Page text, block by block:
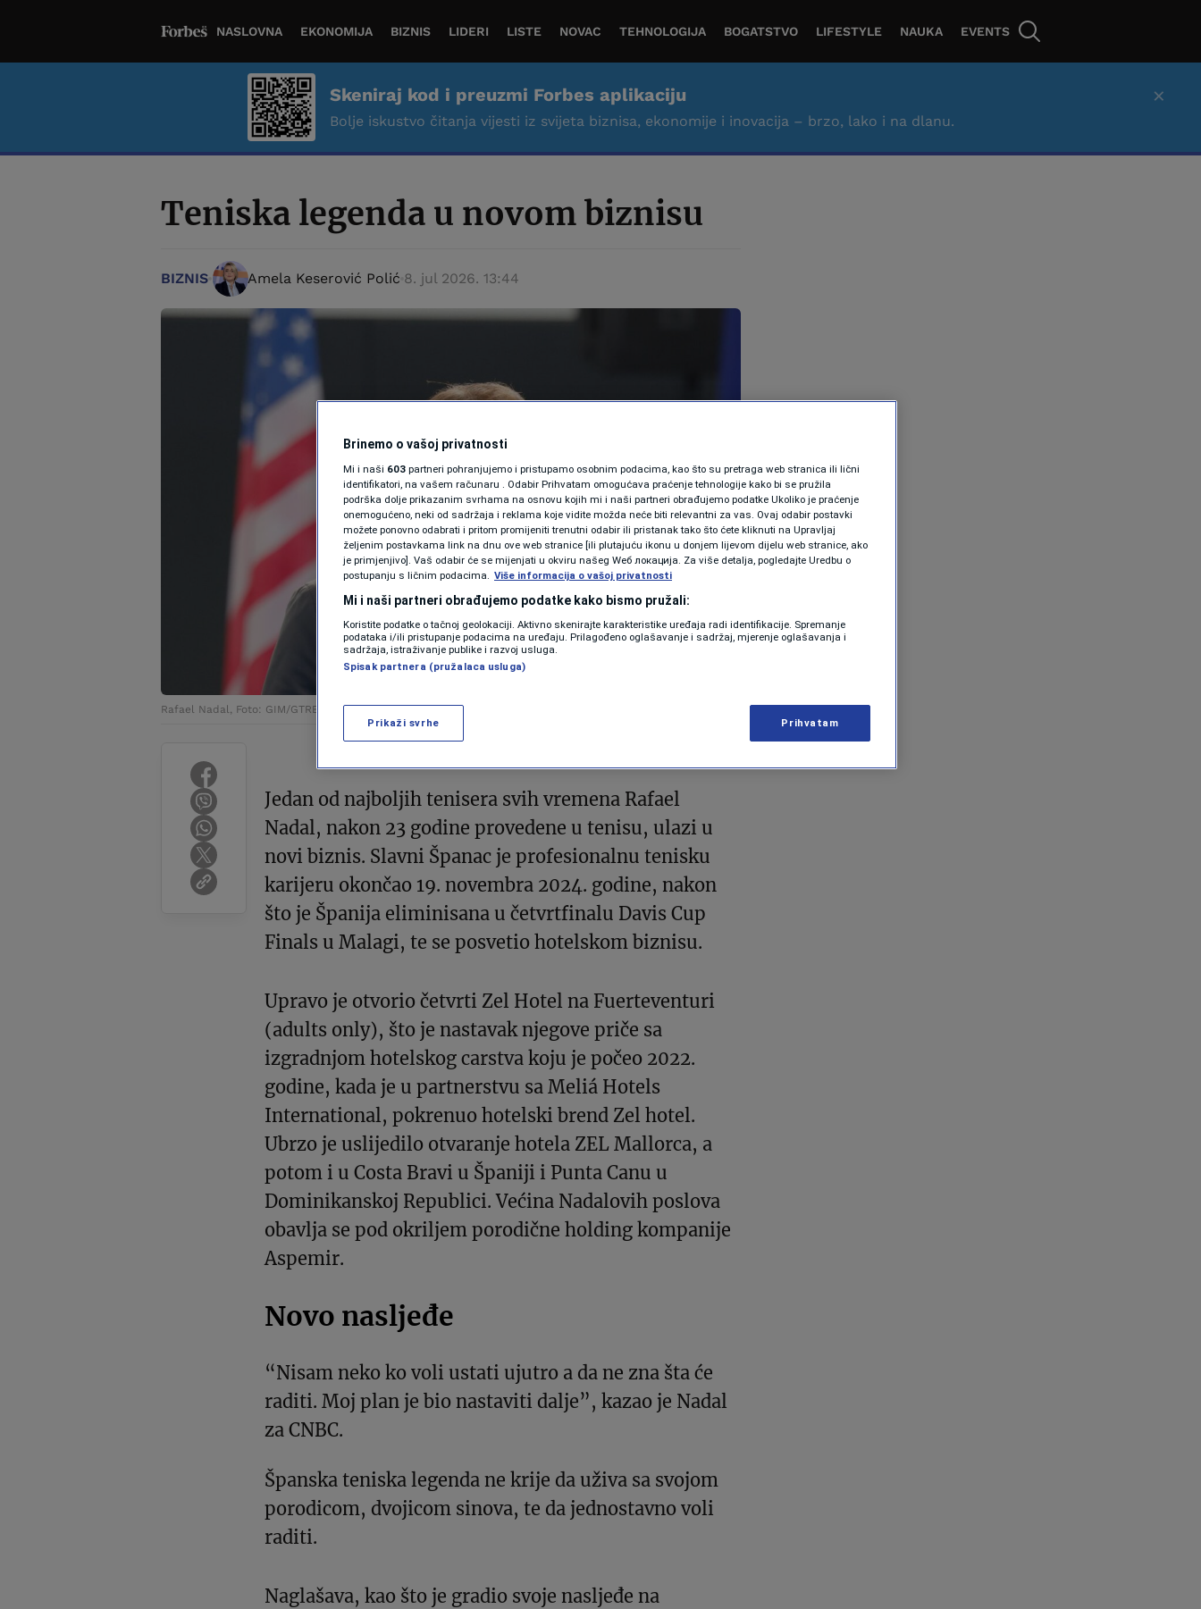
NASLOVNA EKONOMIJA BIZNIS LIDERI LISTE NOVAC TEHNOLOGIJA BOGATSTVO LIFESTYLE NAUKA EVENTS
Skeniraj kod i preuzmi Forbes aplikaciju
Bolje iskustvo čitanja vijesti iz svijeta biznisa, ekonomije i inovacija – brzo, lako i na dlanu.
×
Teniska legenda u novom biznisu
BIZNIS Amela Keserović Polić 8. jul 2026. 13:44
Rafael Nadal, Foto: GIM/GTRES / Shutterstock Editorial / Profimedia
Jedan od najboljih tenisera svih vremena Rafael
Nadal, nakon 23 godine provedene u tenisu, ulazi u
novi biznis. Slavni Španac je profesionalnu tenisku
karijeru okončao 19. novembra 2024. godine, nakon
što je Španija eliminisana u četvrtfinalu Davis Cup
Finals u Malagi, te se posvetio hotelskom biznisu.
Upravo je otvorio četvrti Zel Hotel na Fuerteventuri
(adults only), što je nastavak njegove priče sa
izgradnjom hotelskog carstva koju je počeo 2022.
godine, kada je u partnerstvu sa Meliá Hotels
International, pokrenuo hotelski brend Zel hotel.
Ubrzo je uslijedilo otvaranje hotela ZEL Mallorca, a
potom i u Costa Bravi u Španiji i Punta Canu u
Dominikanskoj Republici. Većina Nadalovih poslova
obavlja se pod okriljem porodične holding kompanije
Aspemir.
Novo nasljeđe
“Nisam neko ko voli ustati ujutro a da ne zna šta će
raditi. Moj plan je bio nastaviti dalje”, kazao je Nadal
za CNBC.
Španska teniska legenda ne krije da uživa sa svojom
porodicom, dvojicom sinova, te da jednostavno voli
raditi.
Naglašava, kao što je gradio svoje nasljeđe na
Brinemo o vašoj privatnosti
Mi i naši 603 partneri pohranjujemo i pristupamo osobnim podacima, kao što su pretraga web stranica ili lični
identifikatori, na vašem računaru . Odabir Prihvatam omogućava praćenje tehnologije kako bi se pružila
podrška dolje prikazanim svrhama na osnovu kojih mi i naši partneri obrađujemo podatke Ukoliko je praćenje
onemogućeno, neki od sadržaja i reklama koje vidite možda neće biti relevantni za vas. Ovaj odabir postavki
možete ponovno odabrati i pritom promijeniti trenutni odabir ili pristanak tako što ćete kliknuti na Upravljaj
željenim postavkama link na dnu ove web stranice [ili plutajuću ikonu u donjem lijevom dijelu web stranice, ako
je primjenjivo]. Vaš odabir će se mijenjati u okviru našeg Wеб локација. Za više detalja, pogledajte Uredbu o
postupanju s ličnim podacima. Više informacija o vašoj privatnosti
Mi i naši partneri obrađujemo podatke kako bismo pružali:
Koristite podatke o tačnoj geolokaciji. Aktivno skenirajte karakteristike uređaja radi identifikacije. Spremanje
podataka i/ili pristupanje podacima na uređaju. Prilagođeno oglašavanje i sadržaj, mjerenje oglašavanja i
sadržaja, istraživanje publike i razvoj usluga.
Spisak partnera (pružalaca usluga)
Prikaži svrhe Prihvatam